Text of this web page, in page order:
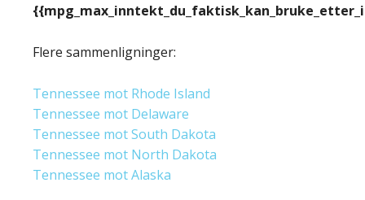
Flere sammenligninger:
Tennessee mot Rhode Island
Tennessee mot Delaware
Tennessee mot South Dakota
Tennessee mot North Dakota
Tennessee mot Alaska